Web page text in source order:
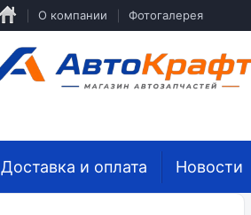
О компании Фотогалерея
Доставка и оплата Новости